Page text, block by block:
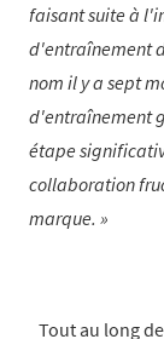
faisant suite à
d'entraînement
nom il y a sept
d'entraînement
étape
collaboration
marque.
Tout au long